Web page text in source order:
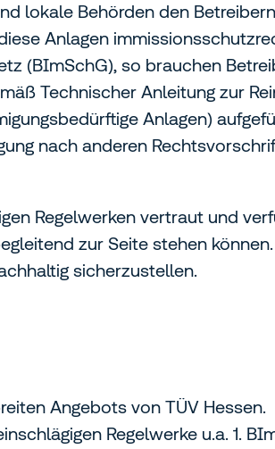
lokale Behörden den
Anlagen
(BImSchG), so brauchen
Technischer Anleitung zur
Anlagen)
nach anderen
Regelwerken vertraut und
zur Seite stehen
sicherzustellen.
Angebots von TÜV Hessen.
Regelwerke u.a. 1.